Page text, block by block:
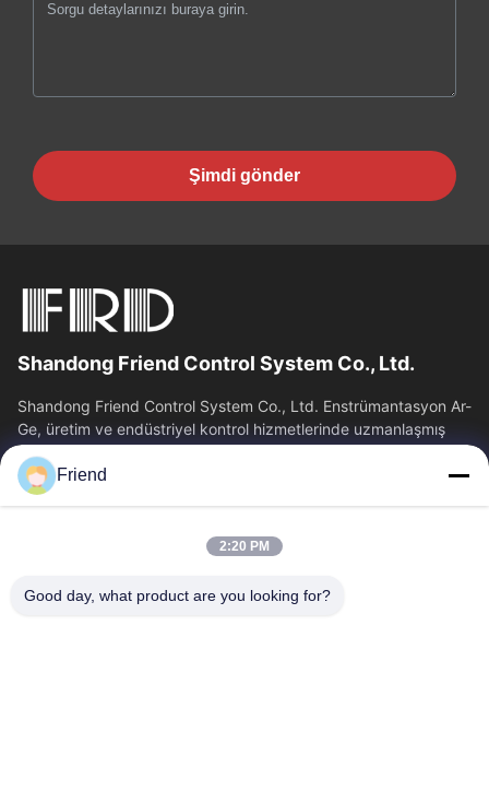
Şimdi gönder
Shandong Friend Control System Co., Ltd.
Shandong Friend Control System Co., Ltd. Enstrümantasyon Ar-
Ge, üretim ve endüstriyel kontrol hizmetlerinde uzmanlaşmış
ulusal bir yüksek teknoloji...
Hızlı Bağlantılar
Hakkımızda
Fabrika Turu
Kalite Kontrol
Friend
2:20 PM
Good day, what product are you looking for?